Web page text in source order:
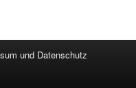
und Datenschutz